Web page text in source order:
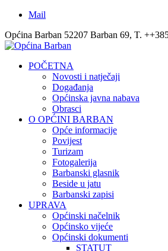
Mail
Općina Barban 52207 Barban 69, T.
POČETNA
Novosti i natječaji
Događanja
Općinska javna nabava
Obrasci
O OPĆINI BARBAN
Opće informacije
Povijest
Turizam
Fotogalerija
Barbanski glasnik
Beside u jatu
Barbanski zapisi
UPRAVA
Općinski načelnik
Općinsko vijeće
Općinski dokumenti
STATUT